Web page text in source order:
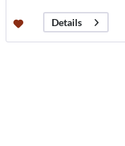
Details